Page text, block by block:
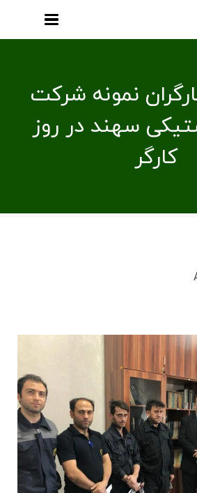
نمونه شرکت
سهند در روز
کارگر